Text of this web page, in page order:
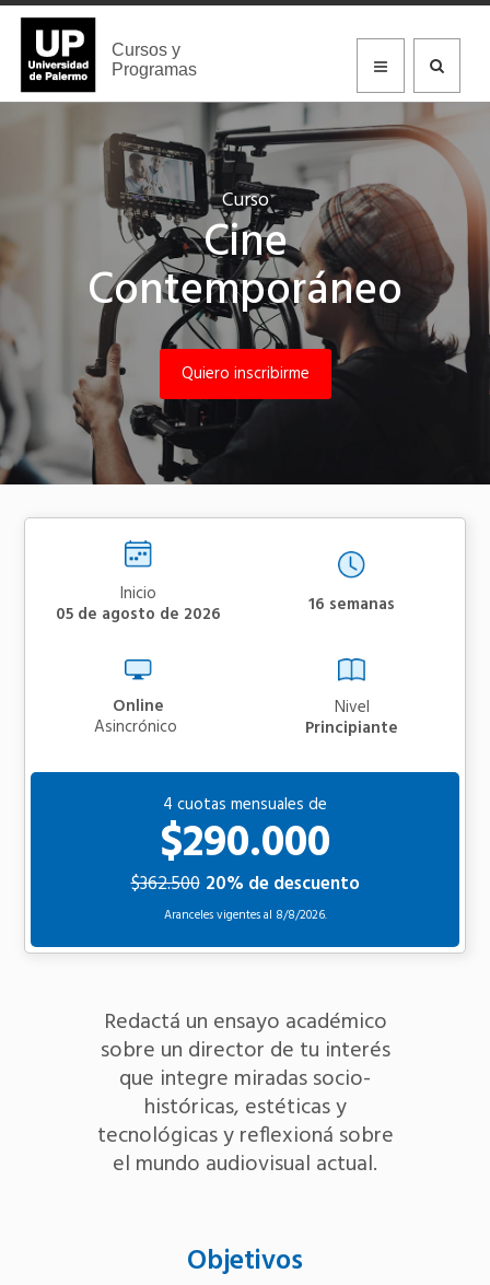
Cursos y
Programas
Curso
Cine
Contemporáneo
Quiero inscribirme
Inicio
05 de agosto de 2026 16 semanas
Online
asincrónico
Nivel
Principiante
4 cuotas mensuales de
$290.000
$362.500 20% de descuento
Aranceles vigentes al 8/8/2026.
Redactá un ensayo académico
sobre un director de tu interés
que integre miradas socio-
históricas, estéticas y
tecnológicas y reflexioná sobre
el mundo audiovisual actual.
Objetivos